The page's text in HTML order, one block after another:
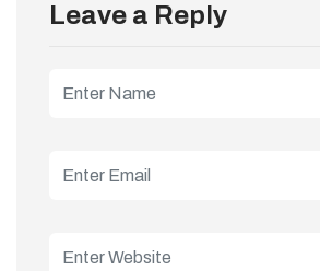
Leave a Reply